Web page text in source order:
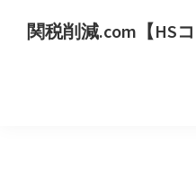
関税削減.com【HS